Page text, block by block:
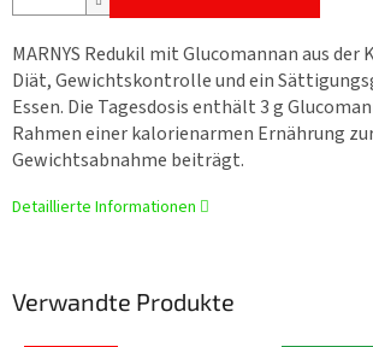
MARNYS Redukil mit Glucomannan aus
Diät, Gewichtskontrolle und ein
Essen. Die Tagesdosis enthält 3 g
Rahmen einer kalorienarmen Ernährung
Gewichtsabnahme beiträgt.
Detaillierte Informationen
Verwandte Produkte